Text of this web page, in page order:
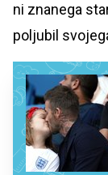
ni znanega
poljubil